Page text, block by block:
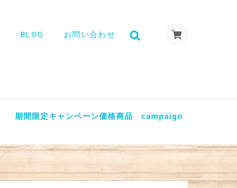
BLOG お問い合わせ
期間限定キャンペーン価格商品 campaign